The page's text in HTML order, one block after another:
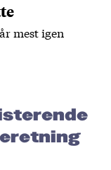
mest igen